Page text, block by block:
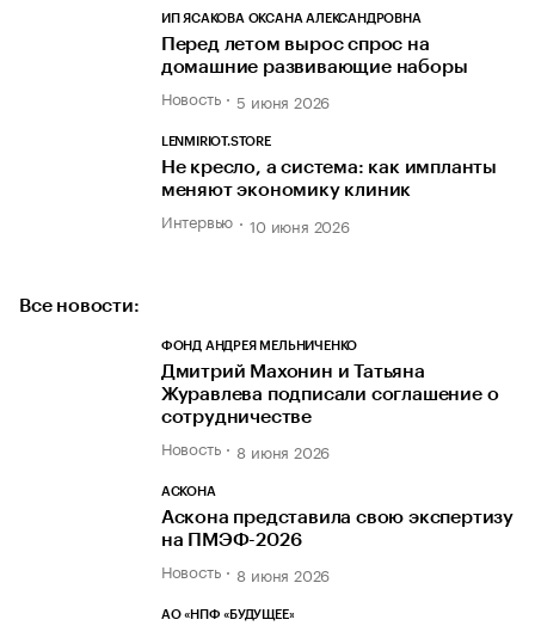
ИП ЯСАКОВА ОКСАНА АЛЕКСАНДРОВНА
Перед летом вырос спрос на
домашние развивающие наборы
Новость 5 июня 2026
LENMIRIOT.STORE
Не кресло, а система: как импланты
меняют экономику клиник
Интервью 10 июня 2026
Все новости:
ФОНД АНДРЕЯ МЕЛЬНИЧЕНКО
Дмитрий Махонин и Татьяна
Журавлева подписали соглашение о
сотрудничестве
Новость 8 июня 2026
АСКОНА
Аскона представила свою экспертизу
на ПМЭФ-2026
Новость 8 июня 2026
АО «НПФ «БУДУЩЕЕ»